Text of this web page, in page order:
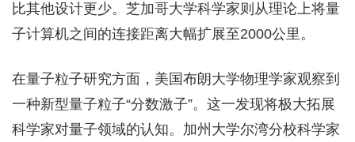
比其他设计更少。芝加哥大学科学家则从理论上将量
子计算机之间的连接距离大幅扩展至2000公里。
在量子粒子研究方面，美国布朗大学物理学家观察到
一种新型量子粒子“分数激子”。这一发现将极大拓展
科学家对量子领域的认知。加州大学尔湾分校科学家